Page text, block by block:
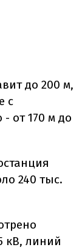
до 200 м,
с
от 170 м до
240 тыс.
кВ, линий